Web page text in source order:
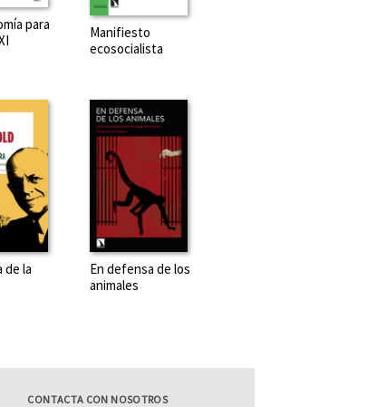
para
Manifiesto
ecosocialista
de la
En defensa de los
animales
CONTACTA CON NOSOTROS